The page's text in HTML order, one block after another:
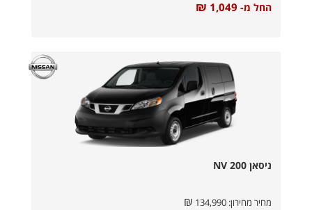
החל מ- ₪
ניסאן NV 200
מחיר מחירון: ₪